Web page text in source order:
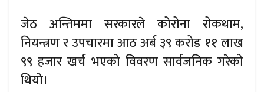
जेठ अन्तिममा सरकारले कोरोना रोकथाम,
नियन्त्रण र उपचारमा आठ अर्ब ३९ करोड ११ लाख
९९ हजार खर्च भएको विवरण सार्वजनिक गरेको
थियो।